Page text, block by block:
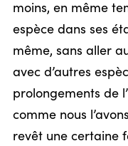
moins, en même
espèce dans ses
même, sans aller
avec d’autres
prolongements de
comme nous
revêt une certaine